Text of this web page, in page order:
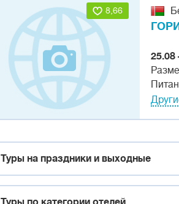
8,66
25.08
Туры на праздники и выходные